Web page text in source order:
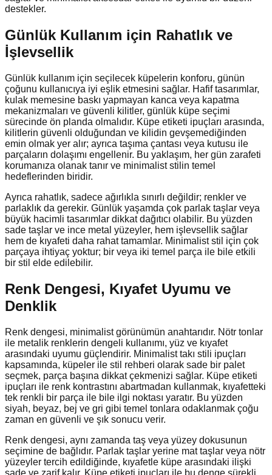
destekler.
Günlük Kullanım için Rahatlık ve
İşlevsellik
Günlük kullanım için seçilecek küpelerin konforu, günün
çoğunu kullanıcıya iyi eşlik etmesini sağlar. Hafif tasarımlar,
kulak memesine baskı yapmayan kanca veya kapatma
mekanizmaları ve güvenli kilitler, günlük küpe seçimi
sürecinde ön planda olmalıdır. Küpe etiketi ipuçları arasında,
kilitlerin güvenli olduğundan ve kilidin gevşemediğinden
emin olmak yer alır; ayrıca taşıma çantası veya kutusu ile
parçaların dolaşımı engellenir. Bu yaklaşım, her gün zarafeti
korumanıza olanak tanır ve minimalist stilin temel
hedeflerinden biridir.
Ayrıca rahatlık, sadece ağırlıkla sınırlı değildir; renkler ve
parlaklık da gerekir. Günlük yaşamda çok parlak taşlar veya
büyük hacimli tasarımlar dikkat dağıtıcı olabilir. Bu yüzden
sade taşlar ve ince metal yüzeyler, hem işlevsellik sağlar
hem de kıyafeti daha rahat tamamlar. Minimalist stil için çok
parçaya ihtiyaç yoktur; bir veya iki temel parça ile bile etkili
bir stil elde edilebilir.
Renk Dengesi, Kıyafet Uyumu ve
Denklik
Renk dengesi, minimalist görünümün anahtarıdır. Nötr tonlar
ile metalik renklerin dengeli kullanımı, yüz ve kıyafet
arasındaki uyumu güçlendirir. Minimalist takı stili ipuçları
kapsamında, küpeler ile stil rehberi olarak sade bir palet
seçmek, parça başına dikkat çekmenizi sağlar. Küpe etiketi
ipuçları ile renk kontrastını abartmadan kullanmak, kıyafetteki
tek renkli bir parça ile bile ilgi noktası yaratır. Bu yüzden
siyah, beyaz, bej ve gri gibi temel tonlara odaklanmak çoğu
zaman en güvenli ve şık sonucu verir.
Renk dengesi, aynı zamanda taş veya yüzey dokusunun
seçimine de bağlıdır. Parlak taşlar yerine mat taşlar veya nötr
yüzeyler tercih edildiğinde, kıyafetle küpe arasındaki ilişki
sade ve zarif kalır. Küpe etiketi ipuçları ile bu denge sürekli